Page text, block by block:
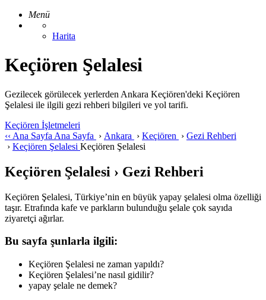
Menü
Harita
Keçiören Şelalesi
Gezilecek görülecek yerlerden Ankara Keçiören'deki Keçiören
Şelalesi ile ilgili gezi rehberi bilgileri ve yol tarifi.
Keçiören İşletmeleri
‹‹ Ana Sayfa Ana Sayfa › Ankara › Keçiören › Gezi Rehberi
› Keçiören Şelalesi Keçiören Şelalesi
Keçiören Şelalesi › Gezi Rehberi
Keçiören Şelalesi, Türkiye’nin en büyük yapay şelalesi olma özelliği
taşır. Etrafında kafe ve parkların bulunduğu şelale çok sayıda
ziyaretçi ağırlar.
Bu sayfa şunlarla ilgili:
Keçiören Şelalesi ne zaman yapıldı?
Keçiören Şelalesi’ne nasıl gidilir?
yapay şelale ne demek?